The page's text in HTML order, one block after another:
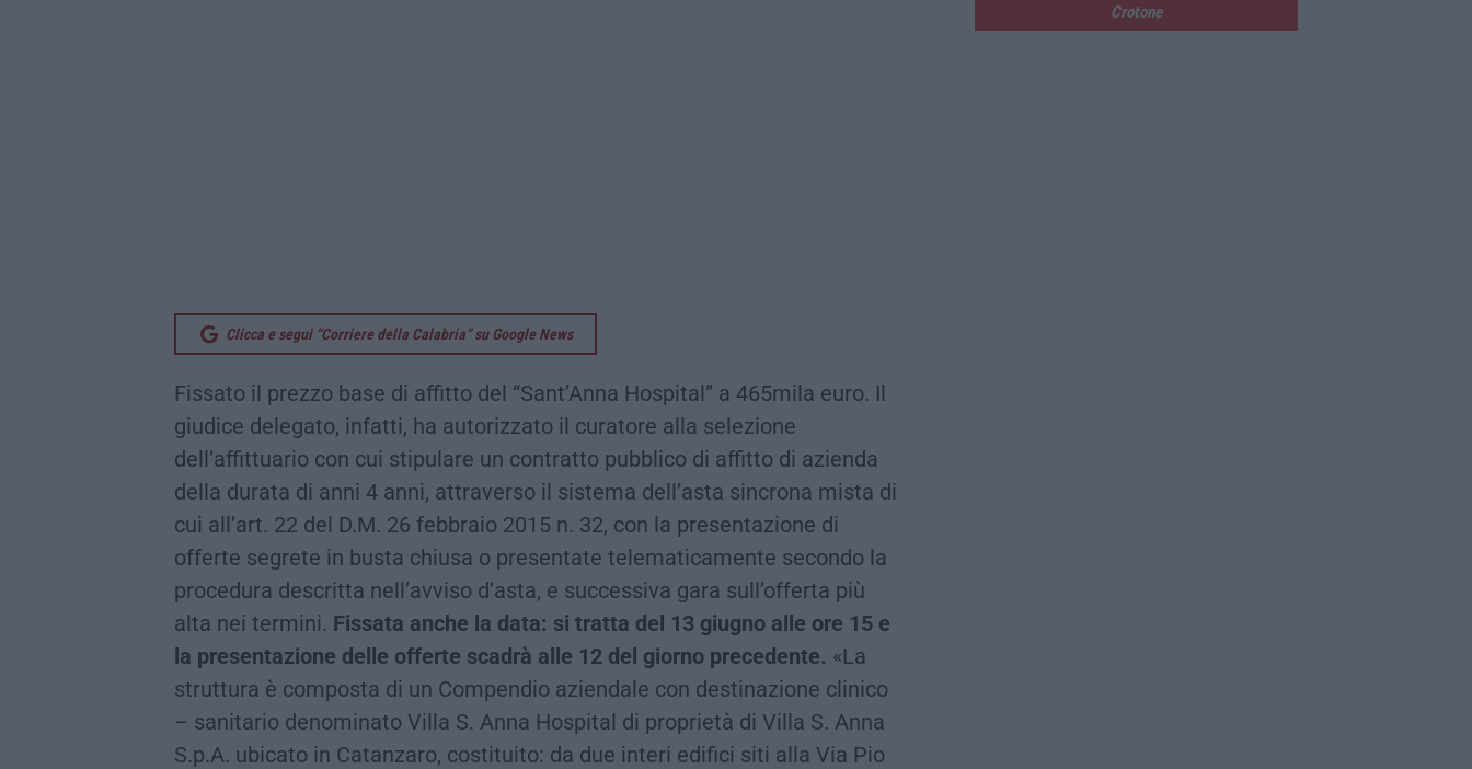
Clicca e segui “Corriere della Calabria” su Google News
Fissato il prezzo base di affitto del “Sant’Anna Hospital” a 465mila euro. Il
giudice delegato, infatti, ha autorizzato il curatore alla selezione
dell’affittuario con cui stipulare un contratto pubblico di affitto di azienda
della durata di anni 4 anni, attraverso il sistema dell’asta sincrona mista di
cui all’art. 22 del D.M. 26 febbraio 2015 n. 32, con la presentazione di
offerte segrete in busta chiusa o presentate telematicamente secondo la
procedura descritta nell’avviso d’asta, e successiva gara sull’offerta più
alta nei termini. Fissata anche la data: si tratta del 13 giugno alle ore 15 e
la presentazione delle offerte scadrà alle 12 del giorno precedente. «La
struttura è composta di un Compendio aziendale con destinazione clinico
– sanitario denominato Villa S. Anna Hospital di proprietà di Villa S. Anna
S.p.A. ubicato in Catanzaro, costituito: da due interi edifici siti alla Via Pio
Crotone